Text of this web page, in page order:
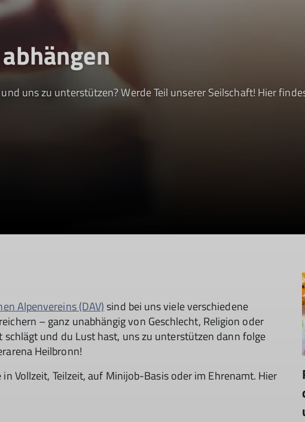
uns zu unterstützen? Werde Teil unserer Seilschaft! Hier
Alpenvereins (DAV)sind bei uns viele verschiedene
– ganz unabhängig von Geschlecht, Religion oder
und du Lust hast, uns zu unterstützen dann folge
Heilbronn!
Vollzeit, Teilzeit, auf Minijob-Basis oder im Ehrenamt. Hier